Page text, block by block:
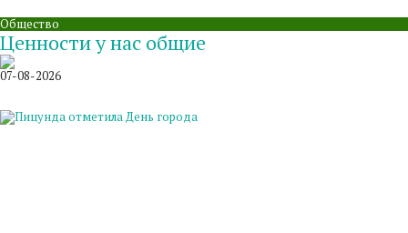
Общество
Ценности у нас общие
07-08-2026